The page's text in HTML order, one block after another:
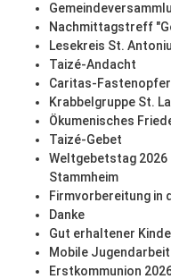
Nachmittagstreff
Lesekreis St.
Taizé-Andacht
Caritas-Fastenopfer
Krabbelgruppe St.
Ökumenisches
Taizé-Gebet
Weltgebetstag 2026
Stammheim
Firmvorbereitung in
Danke
Gut erhaltener
Mobile
Erstkommunion